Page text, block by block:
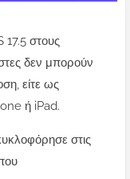
στους
δεν μπορούν
είτε ως
ή iPad.
στις